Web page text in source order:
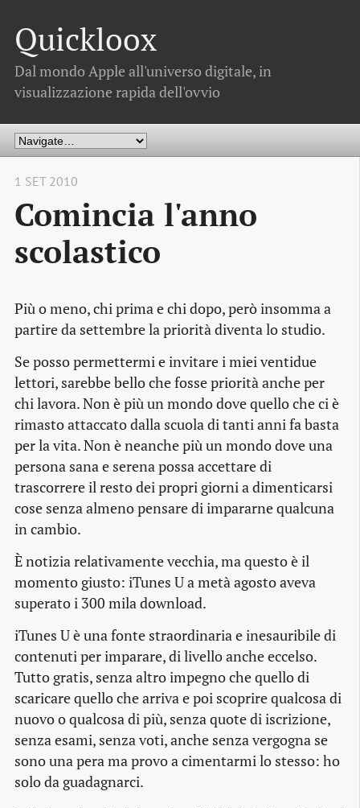
Quickloox
Dal mondo Apple all'universo digitale, in
visualizzazione rapida dell'ovvio
1 SET 2010
Comincia l'anno
scolastico
Più o meno, chi prima e chi dopo, però insomma a
partire da settembre la priorità diventa lo studio.
Se posso permettermi e invitare i miei ventidue
lettori, sarebbe bello che fosse priorità anche per
chi lavora. Non è più un mondo dove quello che ci è
rimasto attaccato dalla scuola di tanti anni fa basta
per la vita. Non è neanche più un mondo dove una
persona sana e serena possa accettare di
trascorrere il resto dei propri giorni a dimenticarsi
cose senza almeno pensare di impararne qualcuna
in cambio.
È notizia relativamente vecchia, ma questo è il
momento giusto: iTunes U a metà agosto aveva
superato i 300 miladownload.
iTunes U è una fonte straordinaria e inesauribile di
contenuti per imparare, di livello anche eccelso.
Tutto gratis, senza altro impegno che quello di
scaricare quello che arriva e poi scoprire qualcosa di
nuovo o qualcosa di più, senza quote di iscrizione,
senza esami, senza voti, anche senza vergogna se
sono una pera ma provo a cimentarmi lo stesso: ho
solo da guadagnarci.